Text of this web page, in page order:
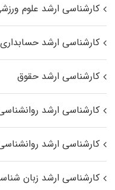
کارشناسی ارشد علوم
کارشناسی ارشد حسابداری
کارشناسی ارشد حقوق
کارشناسی ارشد
کارشناسی ارشد روانشناسی
کارشناسی ارشد زبان